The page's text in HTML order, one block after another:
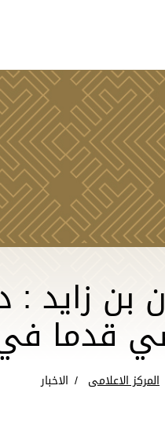
زايد :
قدما في
المركز الاعلامى الاخبار